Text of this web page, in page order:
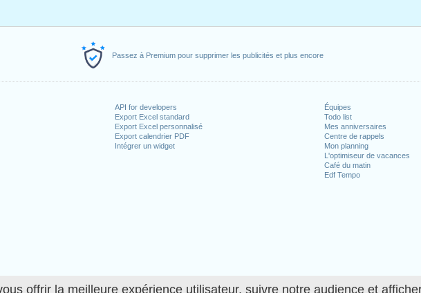
offrir la meilleure expérience utilisateur, suivre notre audience et
Passez à Premium pour supprimer les publicités et plus encore
API for developers
Export Excel standard
Export Excel personnalisé
Export calendrier PDF
Intégrer un widget
Équipes
Todo list
Mes anniversaires
Centre de rappels
Mon planning
L'optimiseur de vacances
Café du matin
Edf Tempo